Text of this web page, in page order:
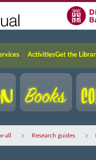
ActivitiesGet the
all Research guides